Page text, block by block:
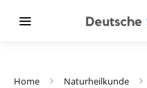
Home Naturheilkunde